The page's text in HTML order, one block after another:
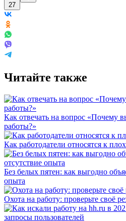
27
Читайте также
Как отвечать на вопрос «Почему
работы?»
Как работодатели относятся к
Без белых пятен: как выгодно
опыта
Охота на работу: проверьте своё